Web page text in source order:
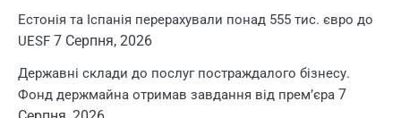
Естонія та Іспанія перерахували понад 555 тис. євро до
UESF 7 Серпня, 2026
Державні склади до послуг постраждалого бізнесу.
Фонд держмайна отримав завдання від прем’єра 7